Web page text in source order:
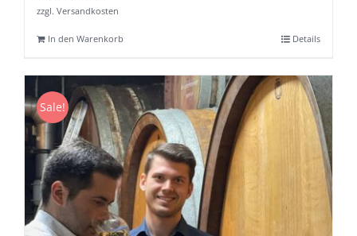
zzgl. Versandkosten
In den Warenkorb Details
Sale!